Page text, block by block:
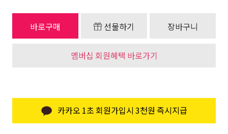
바로구매 선물하기 장바구니
멤버십 회원혜택 바로가기
카카오 1초 회원가입시 3천원 즉시지급